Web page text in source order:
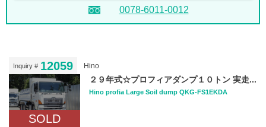
0078-6011-0012
Inquiry # 12059 Hino
SOLD
２９年式☆プロフィアダンプ１０トン 実走...
Hino profia Large Soil dump QKG-FS1EKDA